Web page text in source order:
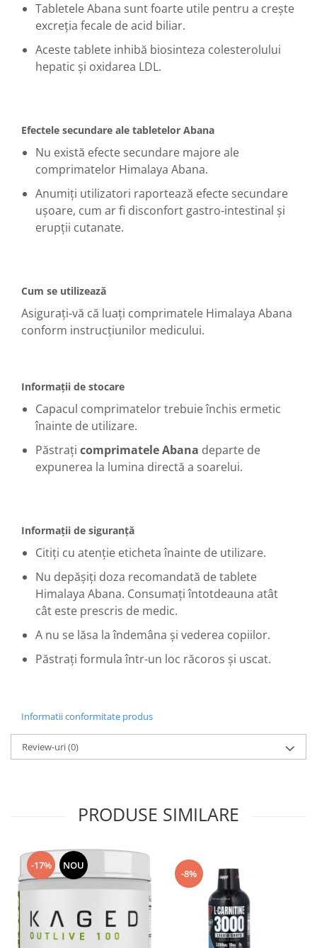
Tabletele Abana sunt foarte utile pentru a crește
excreția fecale de acid biliar.
Aceste tablete inhibă biosinteza colesterolului
hepatic și oxidarea LDL.
Efectele secundare ale tabletelor Abana
Nu există efecte secundare majore ale
comprimatelor Himalaya Abana.
Anumiți utilizatori raportează efecte secundare
ușoare, cum ar fi disconfort gastro-intestinal și
erupții cutanate.
Cum se utilizează
Asigurați-vă că luați comprimatele Himalaya Abana
conform instrucțiunilor medicului.
Informații de stocare
Capacul comprimatelor trebuie închis ermetic
înainte de utilizare.
Păstrați comprimatele Abana departe de
expunerea la lumina directă a soarelui.
Informații de siguranță
Citiți cu atenție eticheta înainte de utilizare.
Nu depășiți doza recomandată de tablete
Himalaya Abana. Consumați întotdeauna atât
cât este prescris de medic.
A nu se lăsa la îndemâna și vederea copiilor.
Păstrați formula într-un loc răcoros și uscat.
Informatii conformitate produs
Review-uri(0)
PRODUSE SIMILARE
-17% NOU
-8%